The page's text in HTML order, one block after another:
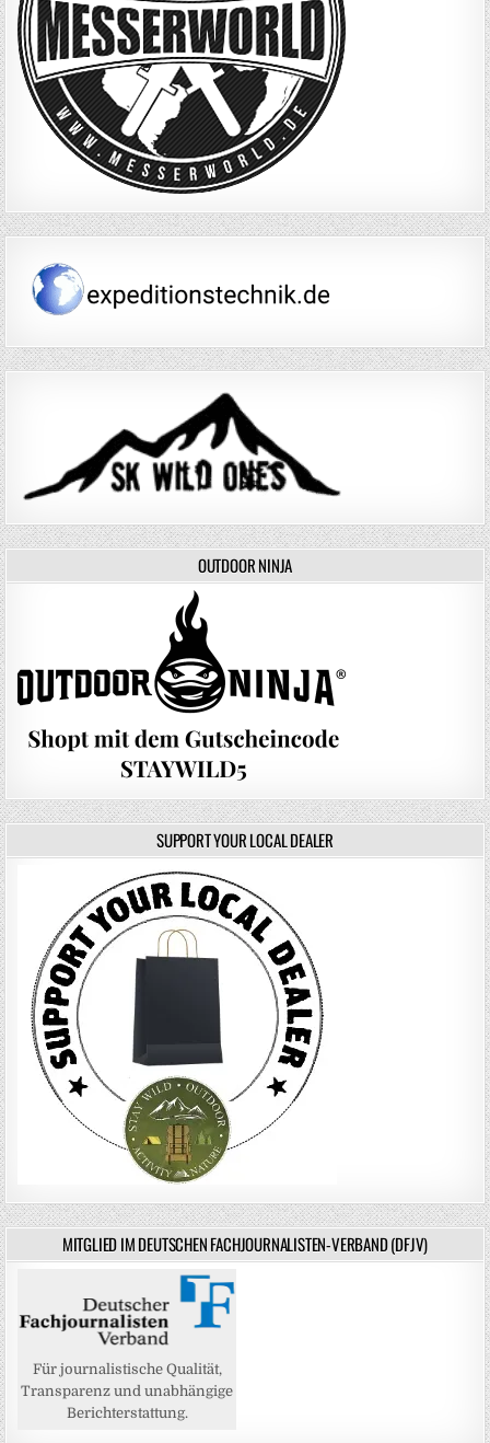
OUTDOOR NINJA
SUPPORT YOUR LOCAL DEALER
MITGLIED IM DEUTSCHEN FACHJOURNALISTEN-VERBAND (DFJV)
Für journalistische Qualität,
Transparenz und unabhängige
Berichterstattung.